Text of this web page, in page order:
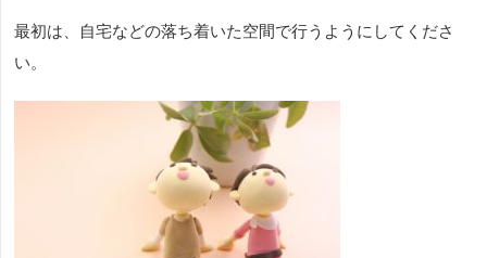
最初は、自宅などの落ち着いた空間で行うようにしてくださ
い。